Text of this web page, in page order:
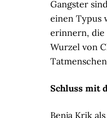
Gangster
einen Typus
erinnern, die
Wurzel von
Schluss mit
Benja Krik